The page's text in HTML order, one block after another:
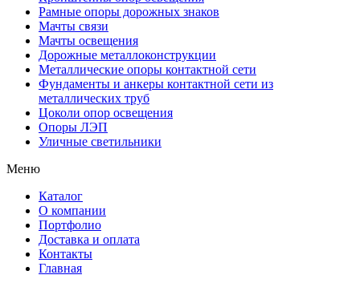
Рамные опоры дорожных знаков
Мачты связи
Мачты освещения
Дорожные металлоконструкции
Металлические опоры контактной сети
Фундаменты и анкеры контактной сети из
металлических труб
Цоколи опор освещения
Опоры ЛЭП
Уличные светильники
Меню
Каталог
О компании
Портфолио
Доставка и оплата
Контакты
Главная